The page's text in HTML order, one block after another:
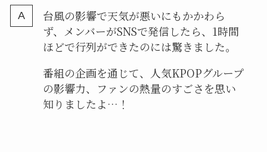
台風の影響で天気が悪いにもかかわら
ず、メンバーがSNSで発信したら、1時間
ほどで行列ができたのには驚きました。
番組の企画を通じて、人気KPOPグループ
の影響力、ファンの熱量のすごさを思い
知りましたよ…！